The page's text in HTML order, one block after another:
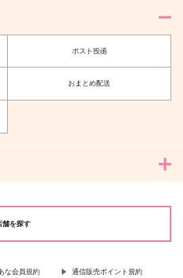
ポスト投函
おまとめ配送
舗を探す
な会員規約 通信販売ポイント規約